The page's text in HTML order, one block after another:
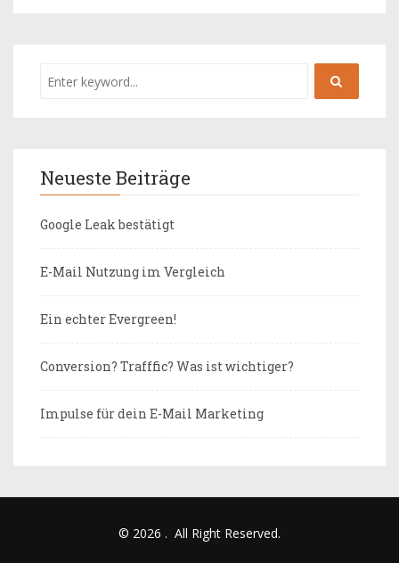
Neueste Beiträge
Google Leak bestätigt
E-Mail Nutzung im Vergleich
Ein echter Evergreen!
Conversion? Trafffic? Was ist wichtiger?
Impulse für dein E-Mail Marketing
© 2026 . All Right Reserved.